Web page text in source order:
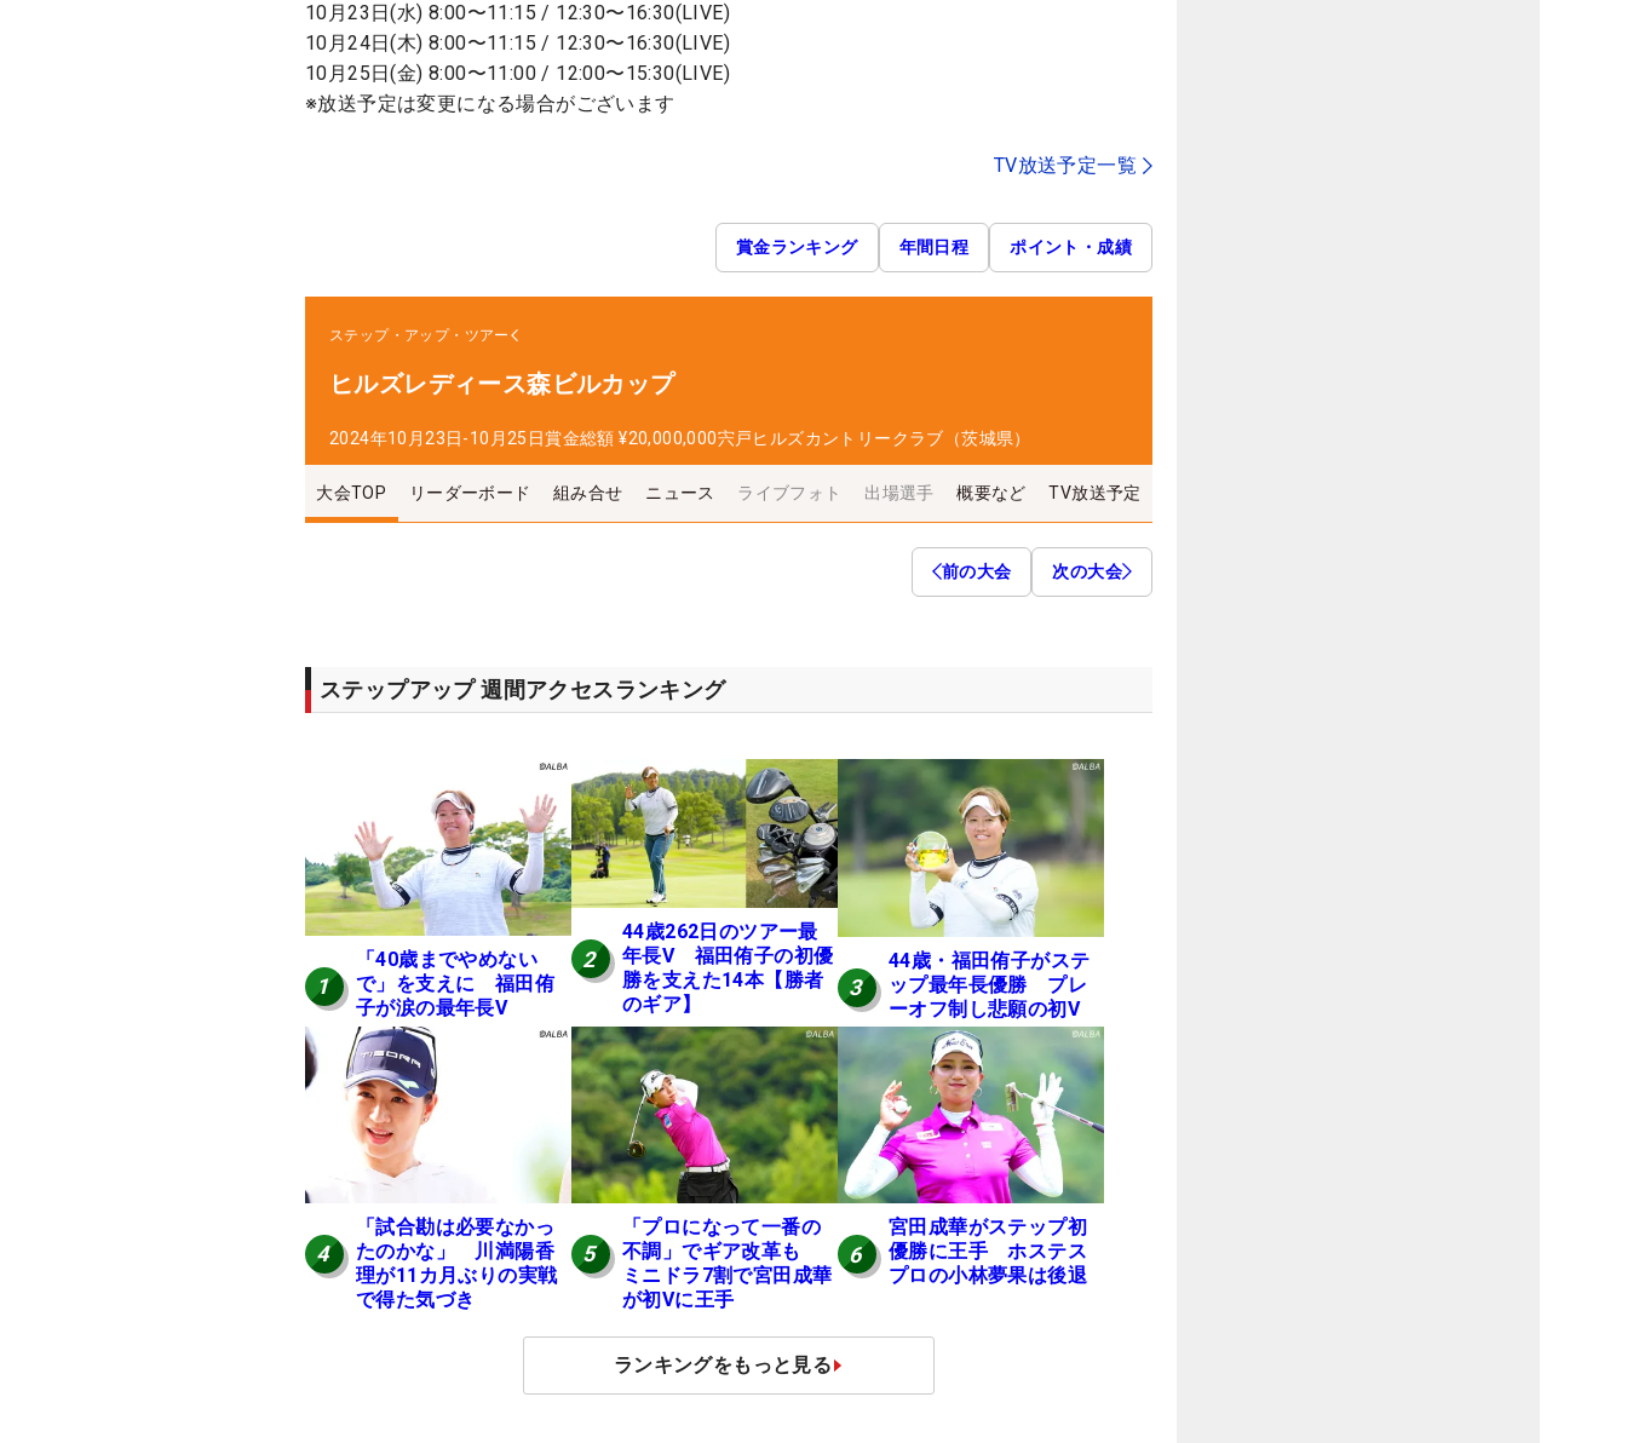
10月23日(水) 8:00〜11:15 / 12:30〜16:30(LIVE)
10月24日(木) 8:00〜11:15 / 12:30〜16:30(LIVE)
10月25日(金) 8:00〜11:00 / 12:00〜15:30(LIVE)
※放送予定は変更になる場合がございます
TV放送予定一覧
賞金ランキング 年間日程 ポイント・成績
ステップ・アップ・ツアー
ヒルズレディース森ビルカップ
2024年10月23日-10月25日賞金総額 ¥20,000,000宍戸ヒルズカントリークラブ（茨城県）
大会TOP リーダーボード 組み合せ ニュース ライブフォト 出場選手 概要など TV放送予定
前の大会 次の大会
ステップアップ 週間アクセスランキング
1
「40歳までやめない
で」を支えに 福田侑
子が涙の最年長V
2
44歳262日のツアー最
年長V 福田侑子の初優
勝を支えた14本【勝者
のギア】
3
44歳・福田侑子がステ
ップ最年長優勝 プレ
ーオフ制し悲願の初V
4
「試合勘は必要なかっ
たのかな」 川満陽香
理が11カ月ぶりの実戦
で得た気づき
5
「プロになって一番の
不調」でギア改革も
ミニドラ7割で宮田成華
が初Vに王手
6
宮田成華がステップ初
優勝に王手 ホステス
プロの小林夢果は後退
ランキングをもっと見る